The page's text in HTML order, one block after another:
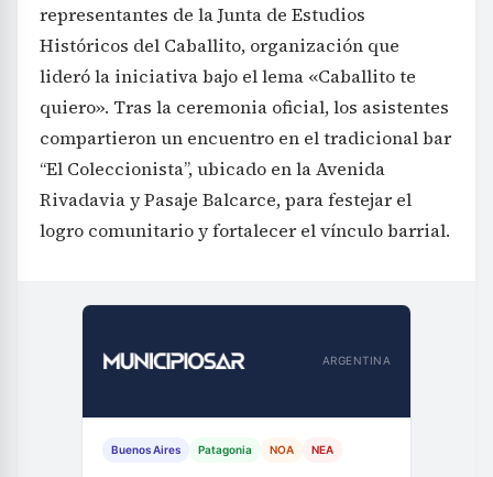
representantes de la Junta de Estudios
Históricos del Caballito, organización que
lideró la iniciativa bajo el lema «Caballito te
quiero». Tras la ceremonia oficial, los asistentes
compartieron un encuentro en el tradicional bar
“El Coleccionista”, ubicado en la Avenida
Rivadavia y Pasaje Balcarce, para festejar el
logro comunitario y fortalecer el vínculo barrial.
ARGENTINA
Buenos Aires Patagonia NOA NEA